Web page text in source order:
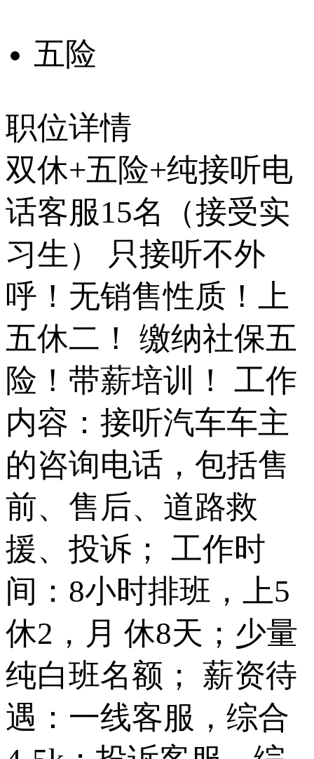
五险
职位详情
双休+五险+纯接听电
话客服15名（接受实
习生） 只接听不外
呼！无销售性质！上
五休二！ 缴纳社保五
险！带薪培训！ 工作
内容：接听汽车车主
的咨询电话，包括售
前、售后、道路救
援、投诉； 工作时
间：8小时排班，上5
休2，月 休8天；少量
纯白班名额； 薪资待
遇：一线客服，综合